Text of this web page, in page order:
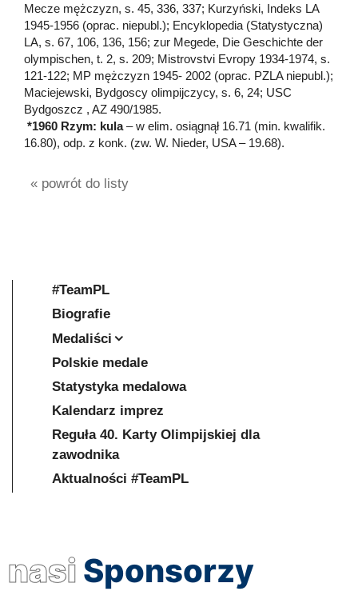
Mecze mężczyzn, s. 45, 336, 337; Kurzyński, Indeks LA
1945-1956 (oprac. niepubl.); Encyklopedia (Statystyczna)
LA, s. 67, 106, 136, 156; zur Megede, Die Geschichte der
olympischen, t. 2, s. 209; Mistrovstvi Evropy 1934-1974, s.
121-122; MP mężczyzn 1945- 2002 (oprac. PZLA niepubl.);
Maciejewski, Bydgoscy olimpijczycy, s. 6, 24; USC
Bydgoszcz , AZ 490/1985.
*1960 Rzym: kula– w elim. osiągnął 16.71 (min. kwalifik.
16.80), odp. z konk. (zw. W. Nieder, USA – 19.68).
« powrót do listy
#TeamPL
Biografie
Medaliści
Polskie medale
Statystyka medalowa
Kalendarz imprez
Reguła 40. Karty Olimpijskiej dla
zawodnika
Aktualności #TeamPL
nasi Sponsorzy